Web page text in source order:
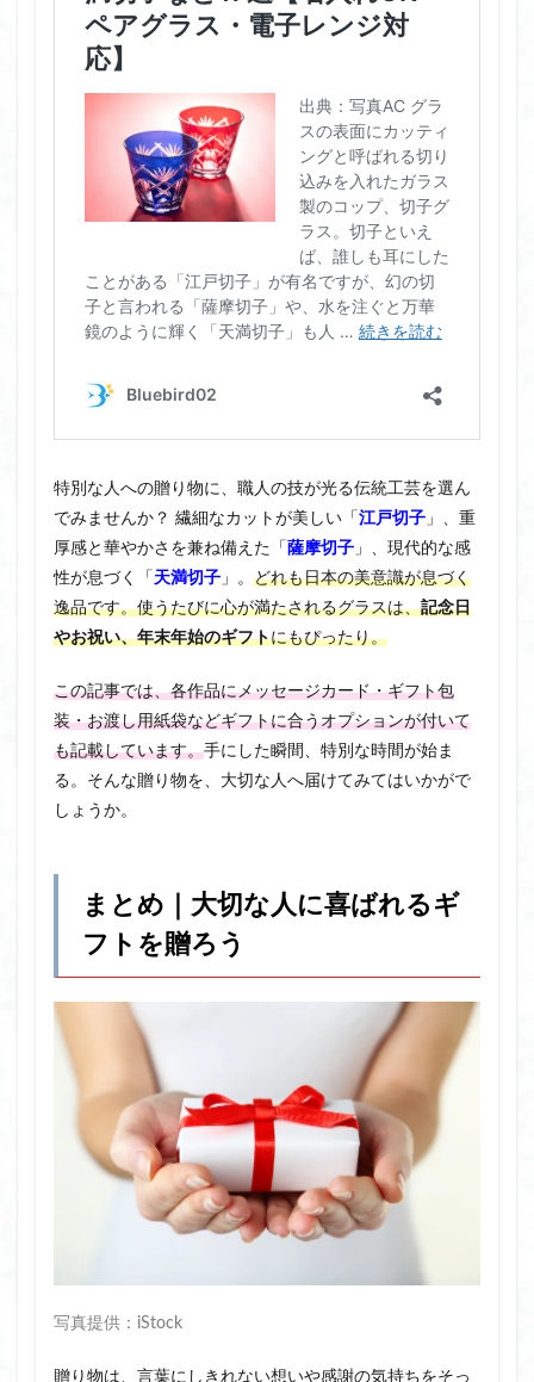
特別な人への贈り物に、職人の技が光る伝統工芸を選ん
でみませんか？ 繊細なカットが美しい「 江戸切子 」、重
厚感と華やかさを兼ね備えた「 薩摩切子 」、現代的な感
性が息づく「 天満切子 」。 どれも日本の美意識が息づく
逸品です。使うたびに心が満たされるグラスは、記念日
やお祝い、年末年始のギフトにもぴったり。
この記事では、各作品にメッセージカード・ギフト包
装・お渡し用紙袋などギフトに合うオプションが付いて
も記載しています。手にした瞬間、特別な時間が始ま
る。そんな贈り物を、大切な人へ届けてみてはいかがで
しょうか。
まとめ｜大切な人に喜ばれるギ
フトを贈ろう
写真提供：iStock
贈り物は、言葉にしきれない想いや感謝の気持ちをそっ